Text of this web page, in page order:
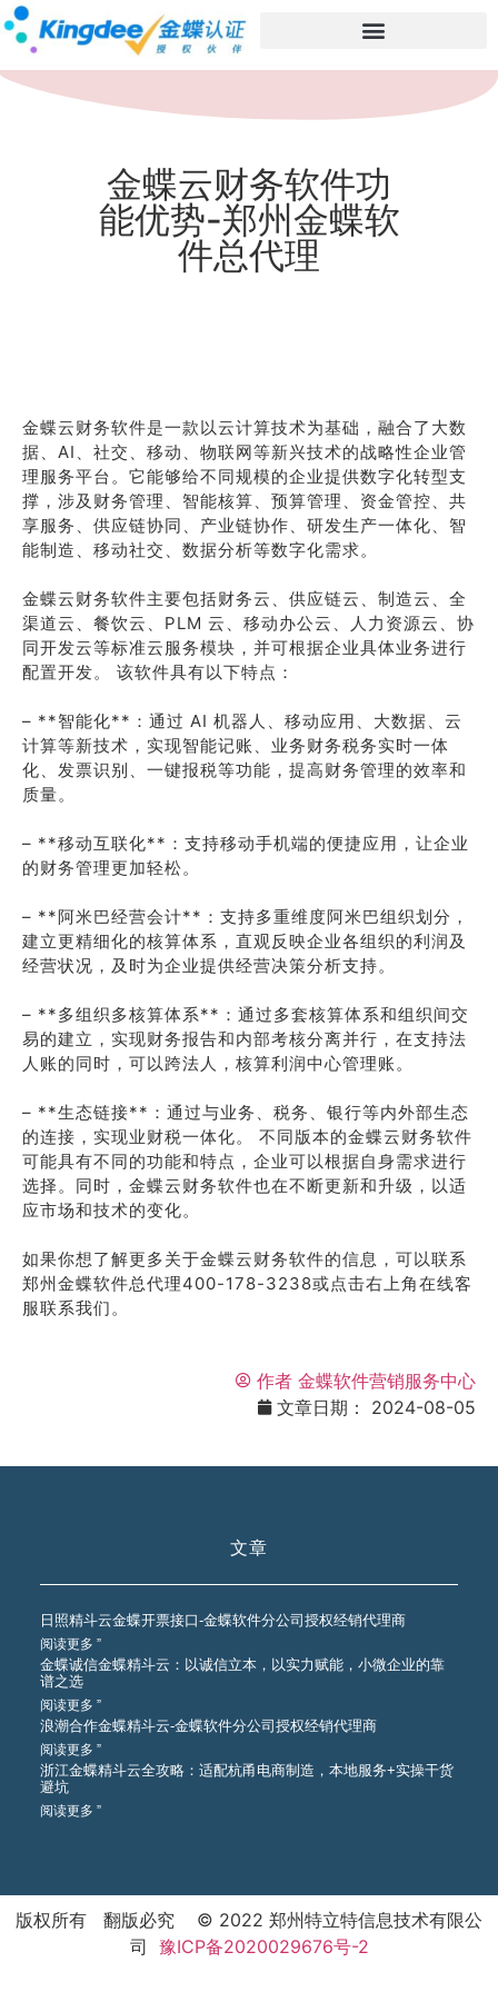
金蝶云财务软件功
能优势-郑州金蝶软
件总代理
金蝶云财务软件是一款以云计算技术为基础，融合了大数
据、AI、社交、移动、物联网等新兴技术的战略性企业管
理服务平台。它能够给不同规模的企业提供数字化转型支
撑，涉及财务管理、智能核算、预算管理、资金管控、共
享服务、供应链协同、产业链协作、研发生产一体化、智
能制造、移动社交、数据分析等数字化需求。
金蝶云财务软件主要包括财务云、供应链云、制造云、全
渠道云、餐饮云、PLM 云、移动办公云、人力资源云、协
同开发云等标准云服务模块，并可根据企业具体业务进行
配置开发。 该软件具有以下特点：
– **智能化**：通过 AI 机器人、移动应用、大数据、云
计算等新技术，实现智能记账、业务财务税务实时一体
化、发票识别、一键报税等功能，提高财务管理的效率和
质量。
– **移动互联化**：支持移动手机端的便捷应用，让企业
的财务管理更加轻松。
– **阿米巴经营会计**：支持多重维度阿米巴组织划分，
建立更精细化的核算体系，直观反映企业各组织的利润及
经营状况，及时为企业提供经营决策分析支持。
– **多组织多核算体系**：通过多套核算体系和组织间交
易的建立，实现财务报告和内部考核分离并行，在支持法
人账的同时，可以跨法人，核算利润中心管理账。
– **生态链接**：通过与业务、税务、银行等内外部生态
的连接，实现业财税一体化。 不同版本的金蝶云财务软件
可能具有不同的功能和特点，企业可以根据自身需求进行
选择。同时，金蝶云财务软件也在不断更新和升级，以适
应市场和技术的变化。
如果你想了解更多关于金蝶云财务软件的信息，可以联系
郑州金蝶软件总代理400-178-3238或点击右上角在线客
服联系我们。
作者 金蝶软件营销服务中心
文章日期：
2024-08-05
文章
日照精斗云金蝶开票接口-金蝶软件分公司授权经销代理商
阅读更多 ”
金蝶诚信金蝶精斗云：以诚信立本，以实力赋能，小微企业的靠
谱之选
阅读更多 ”
浪潮合作金蝶精斗云-金蝶软件分公司授权经销代理商
阅读更多 ”
浙江金蝶精斗云全攻略：适配杭甬电商制造，本地服务+实操干货
避坑
阅读更多 ”
版权所有 翻版必究 © 2022 郑州特立特信息技术有限公
司 豫ICP备2020029676号-2